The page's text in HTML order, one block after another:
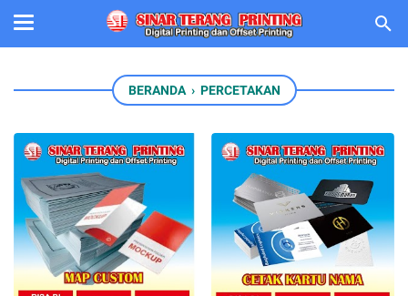
BERANDA › PERCETAKAN